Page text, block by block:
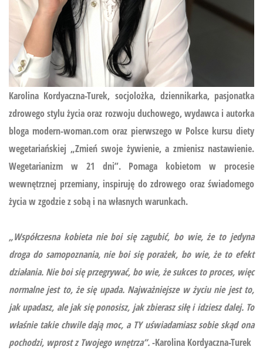
Karolina Kordyaczna-Turek, socjolożka, dziennikarka, pasjonatka
zdrowego stylu życia oraz rozwoju duchowego, wydawca i autorka
bloga modern-woman.com oraz pierwszego w Polsce kursu diety
wegetariańskiej „Zmień swoje żywienie, a zmienisz nastawienie.
Wegetarianizm w 21 dni”.Pomaga kobietom w procesie
wewnętrznej przemiany, inspiruję do zdrowego oraz świadomego
życia w zgodzie z sobą i na własnych warunkach.
„Współczesna kobieta nie boi się zagubić, bo wie, że to jedyna
droga do samopoznania, nie boi się porażek, bo wie, że to efekt
działania. Nie boi się przegrywać, bo wie, że sukces to proces, więc
normalne jest to, że się upada. Najważniejsze w życiu nie jest to,
jak upadasz, ale jak się ponosisz, jak zbierasz siłę i idziesz dalej. To
właśnie takie chwile dają moc, a TY uświadamiasz sobie skąd ona
pochodzi, wprost z Twojego wnętrza”.-Karolina Kordyaczna-Turek